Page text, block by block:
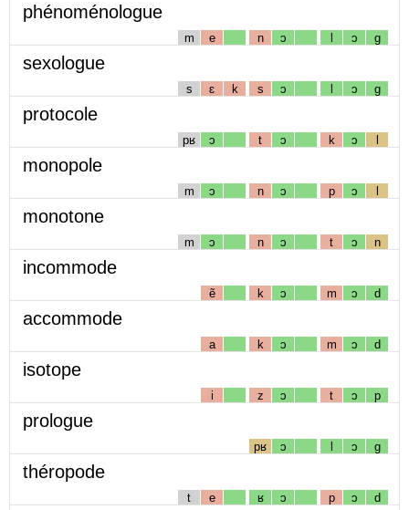
phénoménologue
m e n ɔ l ɔ g
sexologue
s ɛ k s ɔ l ɔ g
protocole
pʁ ɔ t ɔ k ɔ l
monopole
m ɔ n ɔ p ɔ l
monotone
m ɔ n ɔ t ɔ n
incommode
ẽ k ɔ m ɔ d
accommode
a k ɔ m ɔ d
isotope
i z ɔ t ɔ p
prologue
pʁ ɔ l ɔ g
théropode
t e ʁ ɔ p ɔ d